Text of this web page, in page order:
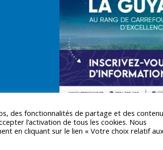
des fonctionnalités de partage et des
l’activation de tous les cookies. Nous
en cliquant sur le lien « Votre choix relatif